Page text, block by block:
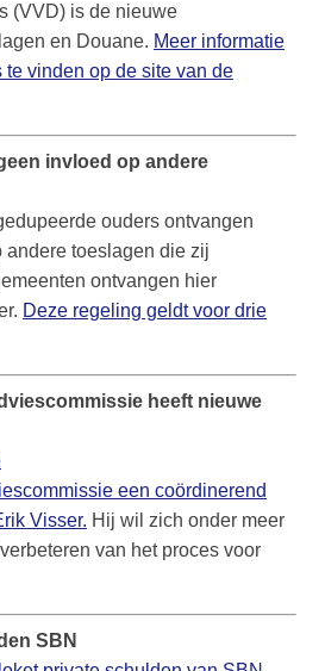
(VVD)​ is de nieuwe
en Douane. Meer informatie
te vinden op de site van de
invloed op andere
ouders ontvangen
andere toeslagen die zij
ontvangen hier
Deze regeling geldt voor drie
heeft nieuwe
een coördinerend
Visser. Hij wil zich onder meer
van het proces voor
SBN